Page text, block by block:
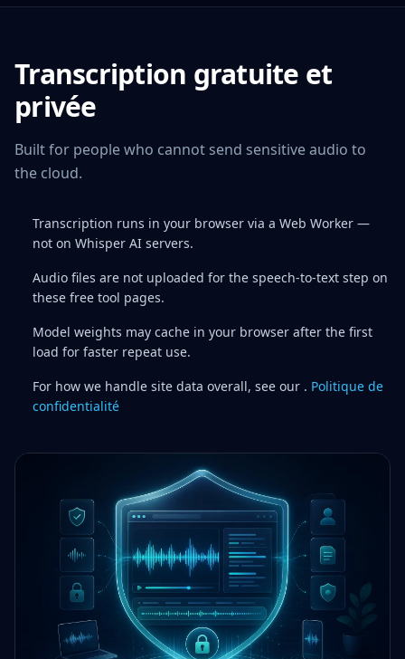
Transcription gratuite et
privée
Built for people who cannot send sensitive audio to
the cloud.
Transcription runs in your browser via a Web Worker —
not on Whisper AI servers.
Audio files are not uploaded for the speech-to-text step on
these free tool pages.
Model weights may cache in your browser after the first
load for faster repeat use.
For how we handle site data overall, see our . Politique de
confidentialité